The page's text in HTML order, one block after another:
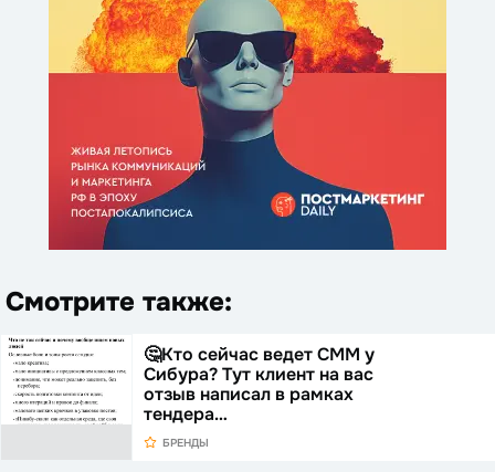
Смотрите также:
🤔Кто сейчас ведет СММ у
Сибура? Тут клиент на вас
отзыв написал в рамках
тендера…
БРЕНДЫ